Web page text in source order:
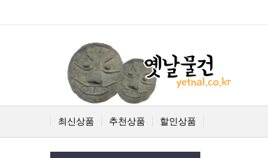
최신상품 추천상품 할인상품